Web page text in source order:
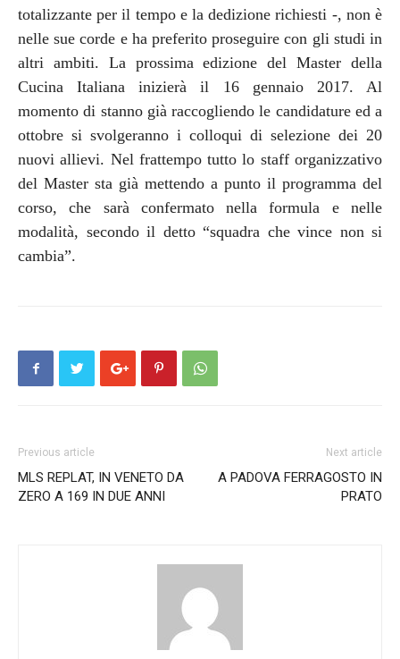
totalizzante per il tempo e la dedizione richiesti -, non è
nelle sue corde e ha preferito proseguire con gli studi in
altri ambiti. La prossima edizione del Master della
Cucina Italiana inizierà il 16 gennaio 2017. Al
momento di stanno già raccogliendo le candidature ed a
ottobre si svolgeranno i colloqui di selezione dei 20
nuovi allievi. Nel frattempo tutto lo staff organizzativo
del Master sta già mettendo a punto il programma del
corso, che sarà confermato nella formula e nelle
modalità, secondo il detto “squadra che vince non si
cambia”.
Previous article
MLS REPLAT, IN VENETO DA
ZERO A 169 IN DUE ANNI
Next article
A PADOVA FERRAGOSTO IN
PRATO